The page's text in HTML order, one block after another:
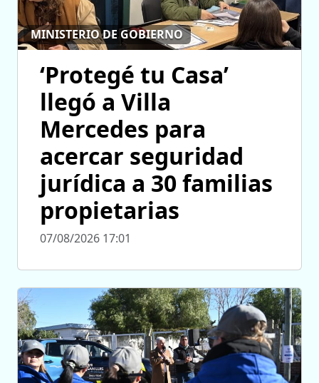
MINISTERIO DE GOBIERNO
‘Protegé tu Casa’
llegó a Villa
Mercedes para
acercar seguridad
jurídica a 30 familias
propietarias
07/08/2026 17:01